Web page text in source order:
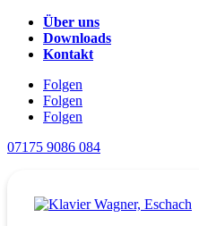
Über uns
Downloads
Kontakt
Folgen
Folgen
Folgen
07175 9086 084